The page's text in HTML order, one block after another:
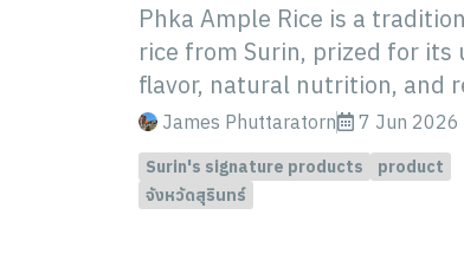
Phka Ample Rice is a
rice from Surin, prized for its
flavor, natural nutrition, and
James Phuttaratorn 7 Jun 2026
Surin's signature products
product
จังหวัดสุรินทร์